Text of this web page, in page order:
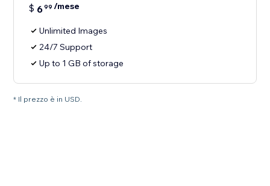
$ 699 /mese
Unlimited Images
24/7 Support
Up to 1 GB of storage
* Il prezzo è in USD.